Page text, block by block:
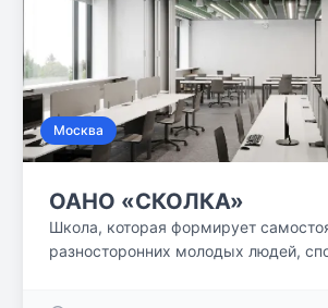
Москва
ОАНО «СКОЛКА»
Школа, которая формирует
разносторонних молодых людей,